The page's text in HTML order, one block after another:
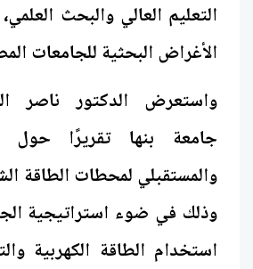
التعليم العالي والبحث
الأغراض البحثية للجامعات
واستعرض الدكتور ناصر
جامعة بنها تقريرًا حول
والمستقبلي لمحطات الطاقة
وذلك في ضوء استراتيجية
استخدام الطاقة الكهربية